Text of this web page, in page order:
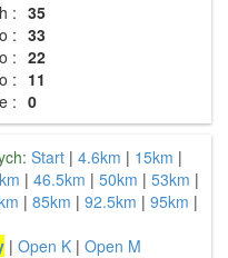
: 35
: 33
: 22
: 11
: 0
Start | 4.6km | 15km |
| 46.5km | 50km | 53km |
| 85km | 92.5km | 95km |
| Open K | Open M